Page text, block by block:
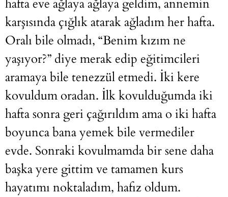
hafta eve ağlaya ağlaya geldim, annemin
karşısında çığlık atarak ağladım her hafta.
Oralı bile olmadı, “Benim kızım ne
yaşıyor?” diye merak edip eğitimcileri
aramaya bile tenezzül etmedi. İki kere
kovuldum oradan. İlk kovulduğumda iki
hafta sonra geri çağırıldım ama o iki hafta
boyunca bana yemek bile vermediler
evde. Sonraki kovulmamda bir sene daha
başka yere gittim ve tamamen kurs
hayatımı noktaladım, hafız oldum.